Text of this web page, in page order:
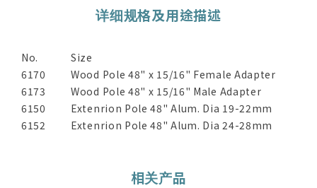
详细规格及用途描述
No.
Size
6170
Wood Pole 48" x 15/16" Female Adapter
6173
Wood Pole 48" x 15/16" Male Adapter
6150
Extenrion Pole 48" Alum. Dia 19-22mm
6152
Extenrion Pole 48" Alum. Dia 24-28mm
相关产品